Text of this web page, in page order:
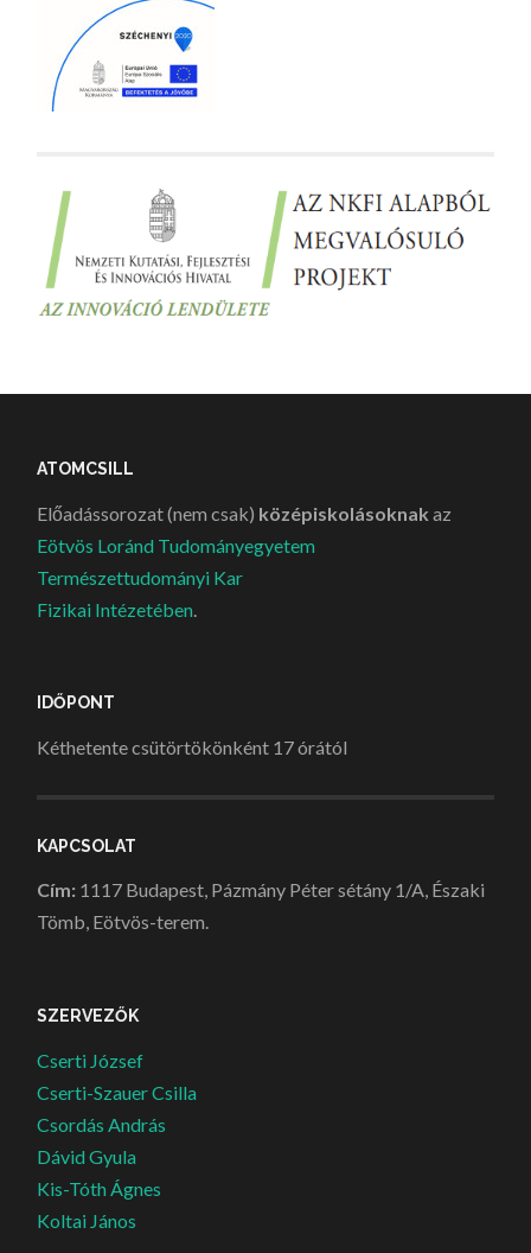
ATOMCSILL
Előadássorozat (nem csak) középiskolásoknak az
Eötvös Loránd Tudományegyetem
Természettudományi Kar
Fizikai Intézetében.
IDŐPONT
Kéthetente csütörtökönként 17 órától
KAPCSOLAT
Cím: 1117 Budapest, Pázmány Péter sétány 1/A, Északi
Tömb, Eötvös-terem.
SZERVEZŐK
Cserti József
Cserti-Szauer Csilla
Csordás András
Dávid Gyula
Kis-Tóth Ágnes
Koltai János